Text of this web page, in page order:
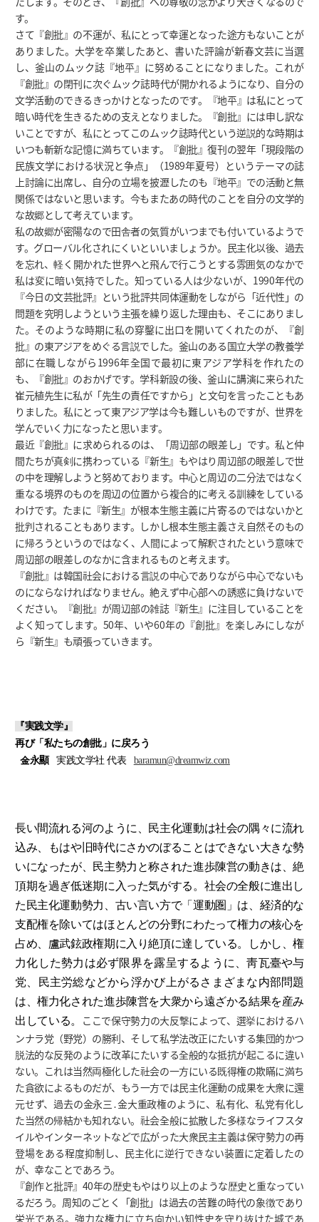
す。
さて『創批』の不運が、私にとって幸運となった途方もないことが
ありました。大学を卒業したあと、書いた評論が新春文芸に当選
し、釜山のムック誌『地平』に努めることになりました。これが
『創批』の閉刊に次ぐムック誌時代が開かれるようになり、自分の
文学活動のできるきっかけとなったのです。『地平』は私にとって
暗い時代を生きるための支えとなりました。『創批』には申し訳な
いことですが、私にとってこのムック誌時代という逆説的な時期は
いつも斬新な記憶に満ちています。『創批』復刊の翌年「現段階の
民族文学における状況と争点」（1989年夏号）というテーマの誌
上討論に出席し、自分の立場を披瀝したのも『地平』での活動と無
関係ではないと思います。今もまたあの時代のことを自分の文学的
な故郷として考えています。
私の故郷が密陽なので田舎者の気質がいつまでも付いているようで
す。グローバル化されにくいといいましょうか。民主化以後、過去
を忘れ、軽く開かれた世界へと飛んで行こうとする雰囲気のなかで
私は変に暗い気持でした。知っている人は少ないが、1990年代の
『今日の文芸批評』という批評共同体運動をしながら「近代性」の
問題を究明しようという主張を繰り返した理由も、そこにありまし
た。そのような時期に私の穿鑿に出口を開いてくれたのが、『創
批』の東アジアをめぐる言説でした。釜山のある国立大学の教養学
部に在職しながら1996年全国で最初に東アジア学科を作れたの
も、『創批』のおかげです。学科新設の後、釜山に講演に来られた
崔元植先生に私が「先生の責任ですから」と文句を言ったこともあ
りました。私にとって東アジア学は今も難しいものですが、世界を
学んでいく力になったと思います。
最近『創批』に求められるのは、「周辺部の眼差し」です。私と仲
間たちが真剣に携わっている『新生』もやはり周辺部の眼差しで世
の中を理解しようと努めております。中心と周辺の二分法ではなく
重なる境界のものを周辺の位置から複合的に考える訓練をしている
わけです。たまに『新生』が根本生態主義に片寄るのではないかと
批判されることもあります。しかし根本生態主義さえ自然そのもの
に帰ろうというのではなく、人間によって解釈されたという意味で
周辺部の眼差しのなかに含まれるものと考えます。
『創批』は韓国社会における言説の中心でありながら中心でないも
のにならなければなりません。絶えず中心部への誘惑に負けないで
ください。『創批』が周辺部の雑誌『新生』に注目していることを
よく知ってします。50年、いや60年の『創批』を楽しみにしなが
ら『新生』も頑張っていきます。
『実践文学』
再び「私たちの創批」に戻ろう
金永顯実践文学社 代表 baramun@dreamwiz.com
長い間流れる河のように、民主化運動は社会の隅々に流れ
込み、もはや旧時代にさかのぼることはできない大きな勢
いになったが、民主勢力と称された進歩陳営の動きは、絶
頂期を過ぎ低迷期に入った気がする。社会の全般に進出し
た民主化運動勢力、古い言い方で「運動圏」は、経済的な
支配権を除いてはほとんどの分野にわたって権力の核心を
占め、盧武鉉政権期に入り絶頂に達している。しかし、権
力化した勢力は必ず限界を露呈するように、靑瓦臺や与
党、民主労総などから浮かび上がるさまざまな内部問題
は、権力化された進歩陳営を大衆から遠ざかる結果を産み
出している。
ここで保守勢力の大反撃によって、選挙におけるハ
ンナラ党（野党）の勝利、そして私学法改正にたいする集団的かつ
脱法的な反発のように改革にたいする全般的な抵抗が起こるに違い
ない。これは当然両極化した社会の一方にいる既得権の欺瞞に満ち
た貪欲によるものだが、もう一方では民主化運動の成果を大衆に還
元せず、過去の金永三․金大重政権のように、私有化、私党有化し
た当然の帰結かも知れない。社会全般に拡散した多様なライフスタ
イルやインターネットなどで広がった大衆民主主義は保守勢力の再
登場をある程度抑制し、民主化に逆行できない装置に定着したの
が、幸なことであろう。
『創作と批評』40年の歴史もやはり以上のような歴史と重なってい
るだろう。周知のごとく「創批」は過去の苦難の時代の象徴であり
栄光である。強力な権力に立ち向かい知性史を守り抜けた城であ